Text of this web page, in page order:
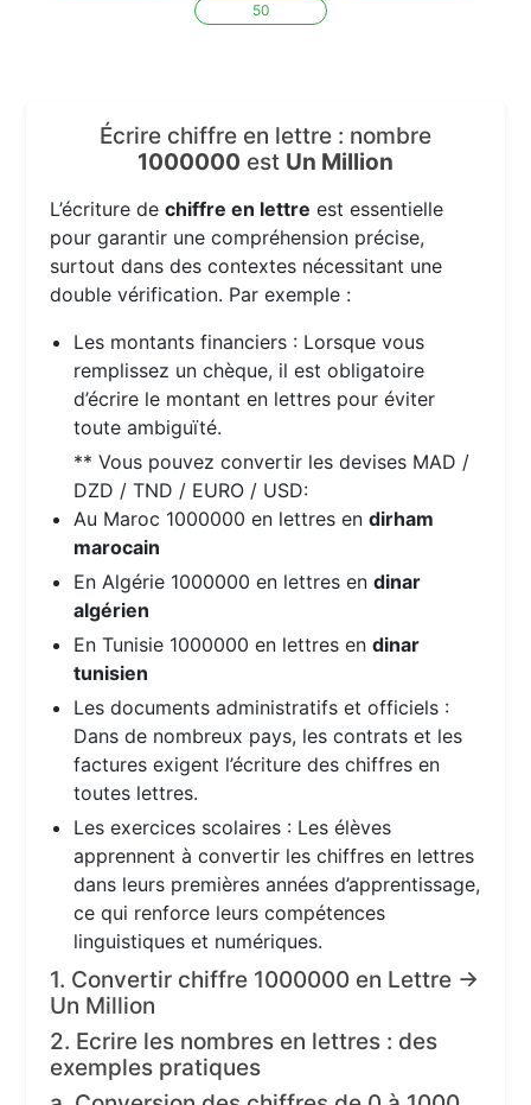
50
Écrire chiffre en lettre : nombre
1000000 est Un Million
L’écriture dechiffre en lettre est essentielle
pour garantir une compréhension précise,
surtout dans des contextes nécessitant une
double vérification. Par exemple :
Les montants financiers : Lorsque vous
remplissez un chèque, il est obligatoire
d’écrire le montant en lettres pour éviter
toute ambiguïté.
** Vous pouvez convertir les devises MAD /
DZD / TND / EURO / USD:
Au Maroc 1000000 en lettres endirham
marocain
En Algérie 1000000 en lettres endinar
algérien
En Tunisie 1000000 en lettres endinar
tunisien
Les documents administratifs et officiels :
Dans de nombreux pays, les contrats et les
factures exigent l’écriture des chiffres en
toutes lettres.
Les exercices scolaires : Les élèves
apprennent à convertir les chiffres en lettres
dans leurs premières années d’apprentissage,
ce qui renforce leurs compétences
linguistiques et numériques.
1. Convertir chiffre 1000000 en Lettre →
Un Million
2. Ecrire les nombres en lettres : des
exemples pratiques